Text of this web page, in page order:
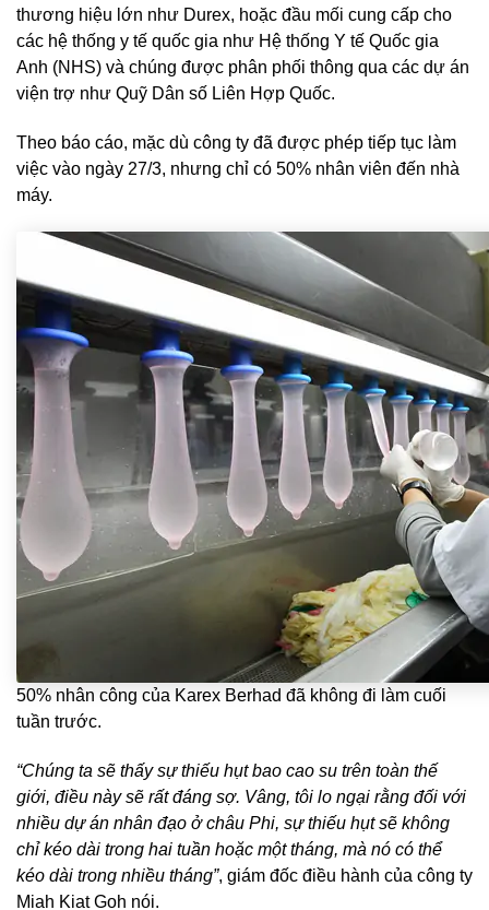
thương hiệu lớn như Durex, hoặc đầu mối cung cấp cho
các hệ thống y tế quốc gia như Hệ thống Y tế Quốc gia
Anh (NHS) và chúng được phân phối thông qua các dự án
viện trợ như Quỹ Dân số Liên Hợp Quốc.
Theo báo cáo, mặc dù công ty đã được phép tiếp tục làm
việc vào ngày 27/3, nhưng chỉ có 50% nhân viên đến nhà
máy.
50% nhân công của Karex Berhad đã không đi làm cuối
tuần trước.
“Chúng ta sẽ thấy sự thiếu hụt bao cao su trên toàn thế
giới, điều này sẽ rất đáng sợ. Vâng, tôi lo ngại rằng đối với
nhiều dự án nhân đạo ở châu Phi, sự thiếu hụt sẽ không
chỉ kéo dài trong hai tuần hoặc một tháng, mà nó có thể
kéo dài trong nhiều tháng”, giám đốc điều hành của công ty
Miah Kiat Goh nói.